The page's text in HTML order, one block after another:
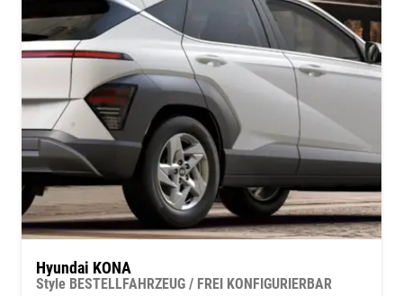
Hyundai KONA
Style BESTELLFAHRZEUG / FREI KONFIGURIERBAR